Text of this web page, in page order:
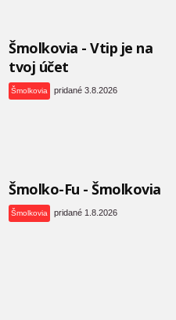
Šmolkovia - Vtip je na
tvoj účet
Šmolkovia pridané 3.8.2026
Šmolko-Fu - Šmolkovia
Šmolkovia pridané 1.8.2026